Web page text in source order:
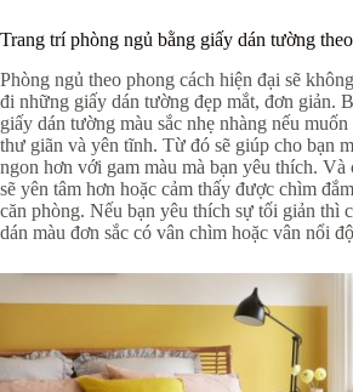
Trang trí phòng ngủ bằng giấy dán tường
Phòng ngủ theo phong cách hiện đại sẽ
đi những giấy dán tường đẹp mắt, đơn giản.
giấy dán tường màu sắc nhẹ nhàng nếu
thư giãn và yên tĩnh. Từ đó sẽ giúp cho bạn
ngon hơn với gam màu mà bạn yêu thích. Và
sẽ yên tâm hơn hoặc cảm thấy được chìm
căn phòng. Nếu bạn yêu thích sự tối giản thì
dán màu đơn sắc có vân chìm hoặc vân nổi